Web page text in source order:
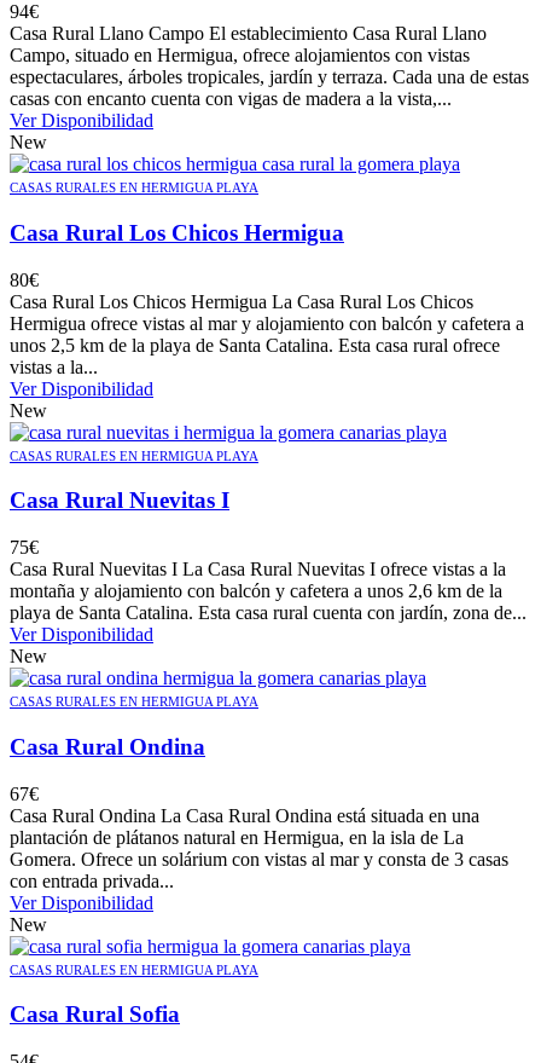
94€
Casa Rural Llano Campo El establecimiento Casa Rural Llano
Campo, situado en Hermigua, ofrece alojamientos con vistas
espectaculares, árboles tropicales, jardín y terraza. Cada una de estas
casas con encanto cuenta con vigas de madera a la vista,...
Ver Disponibilidad
New
CASAS RURALES EN HERMIGUA PLAYA
Casa Rural Los Chicos Hermigua
80€
Casa Rural Los Chicos Hermigua La Casa Rural Los Chicos
Hermigua ofrece vistas al mar y alojamiento con balcón y cafetera a
unos 2,5 km de la playa de Santa Catalina. Esta casa rural ofrece
vistas a la...
Ver Disponibilidad
New
CASAS RURALES EN HERMIGUA PLAYA
Casa Rural Nuevitas I
75€
Casa Rural Nuevitas I La Casa Rural Nuevitas I ofrece vistas a la
montaña y alojamiento con balcón y cafetera a unos 2,6 km de la
playa de Santa Catalina. Esta casa rural cuenta con jardín, zona de...
Ver Disponibilidad
New
CASAS RURALES EN HERMIGUA PLAYA
Casa Rural Ondina
67€
Casa Rural Ondina La Casa Rural Ondina está situada en una
plantación de plátanos natural en Hermigua, en la isla de La
Gomera. Ofrece un solárium con vistas al mar y consta de 3 casas
con entrada privada...
Ver Disponibilidad
New
CASAS RURALES EN HERMIGUA PLAYA
Casa Rural Sofia